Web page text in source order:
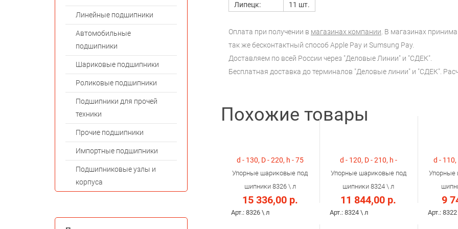
Липецк: 11 шт.
Оплата при получении в магазинах компании. В магазинах
так же бесконтактный способ Apple Pay и Sumsung Pay.
Доставляем по всей России через "Деловые Линии" и "СДЕК".
Бесплатная доставка до терминалов "Деловые линии" и "СДЕК".
Похожие товары
d - 130, D - 220, h - 75
Упорные шариковые под
шипники 8326 \ л
15 336,00 р.
Арт.: 8326 \ л
d - 120, D - 210, h -
Упорные шариковые под
шипники 8324 \ л
11 844,00 р.
Арт.: 8324 \ л
d - 110,
Упорные
9
Арт.:
Линейные подшипники
Автомобильные
подшипники
Шариковые подшипники
Роликовые подшипники
Подшипники для прочей
техники
Прочие подшипники
Импортные подшипники
Подшипниковые узлы и
корпуса